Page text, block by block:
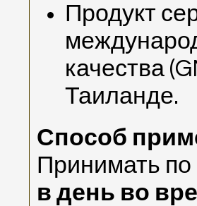
Продукт
качества
Таиланде.
Способ
Принимать по
в день во